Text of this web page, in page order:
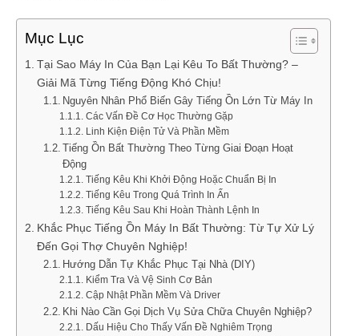
Mục Lục
Tại Sao Máy In Của Bạn Lại Kêu To Bất Thường? –
Giải Mã Từng Tiếng Động Khó Chịu!
Nguyên Nhân Phổ Biến Gây Tiếng Ồn Lớn Từ Máy In
Các Vấn Đề Cơ Học Thường Gặp
Linh Kiện Điện Tử Và Phần Mềm
Tiếng Ồn Bất Thường Theo Từng Giai Đoạn Hoạt
Động
Tiếng Kêu Khi Khởi Động Hoặc Chuẩn Bị In
Tiếng Kêu Trong Quá Trình In Ấn
Tiếng Kêu Sau Khi Hoàn Thành Lệnh In
Khắc Phục Tiếng Ồn Máy In Bất Thường: Từ Tự Xử Lý
Đến Gọi Thợ Chuyên Nghiệp!
Hướng Dẫn Tự Khắc Phục Tại Nhà (DIY)
Kiểm Tra Và Vệ Sinh Cơ Bản
Cập Nhật Phần Mềm Và Driver
Khi Nào Cần Gọi Dịch Vụ Sửa Chữa Chuyên Nghiệp?
Dấu Hiệu Cho Thấy Vấn Đề Nghiêm Trọng